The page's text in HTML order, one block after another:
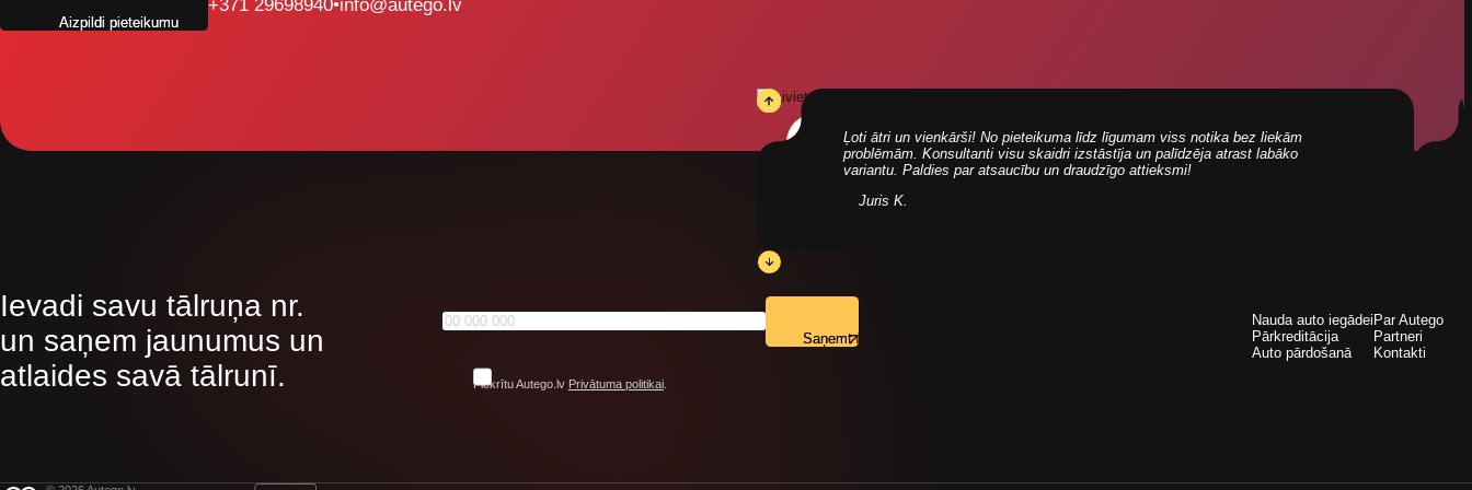
+371 29698940•info@autego.lv
Ļoti ātri un vienkārši! No pieteikuma līdz līgumam viss notika bez liekām
problēmām. Konsultanti visu skaidri izstāstīja un palīdzēja atrast labāko
variantu. Paldies par atsaucību un draudzīgo attieksmi!
Juris K.
Ievadi savu tālruņa nr.
un saņem jaunumus un
atlaides savā tālrunī.
Piekrītu Autego.lv Privātuma politikai.
Nauda auto iegādei
Pārkreditācija
Auto pārdošanā
Par Autego
Partneri
Kontakti